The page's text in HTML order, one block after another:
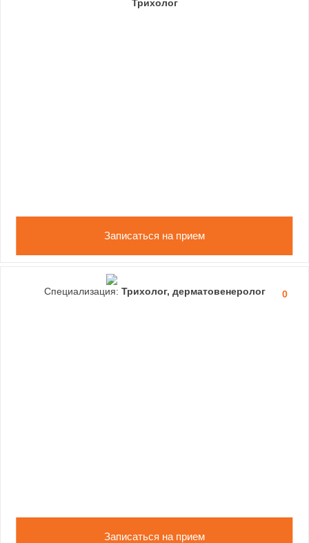
Трихолог
Записаться на прием
0
Специализация: Трихолог, дерматовенеролог
Записаться на прием